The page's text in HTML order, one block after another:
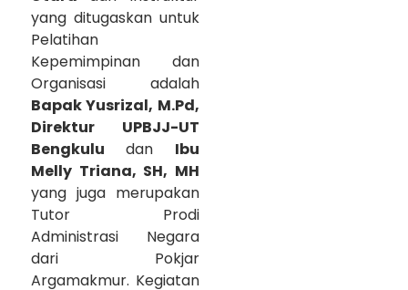
yang ditugaskan untuk
Pelatihan
Kepemimpinan dan
Organisasi adalah
Bapak Yusrizal, M.Pd,
Direktur UPBJJ-UT
Bengkulu dan Ibu
Melly Triana, SH, MH
yang juga merupakan
Tutor Prodi
Administrasi Negara
dari Pokjar
Argamakmur. Kegiatan